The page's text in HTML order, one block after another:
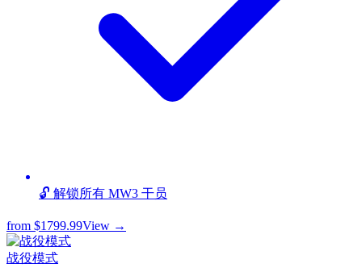
🔓 解锁所有 MW3 干员
from $1799.99View →
战役模式